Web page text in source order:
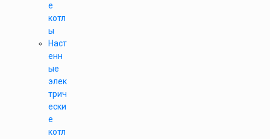
е
котл
ы
Наст
енн
ые
элек
трич
ески
е
котл